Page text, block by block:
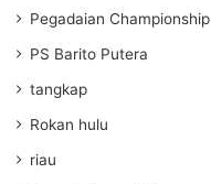
Pegadaian Championship
PS Barito Putera
tangkap
Rokan hulu
riau